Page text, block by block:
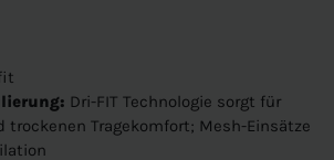
Dri-FIT Technologie sorgt für
trockenen Tragekomfort; Mesh-Einsätze